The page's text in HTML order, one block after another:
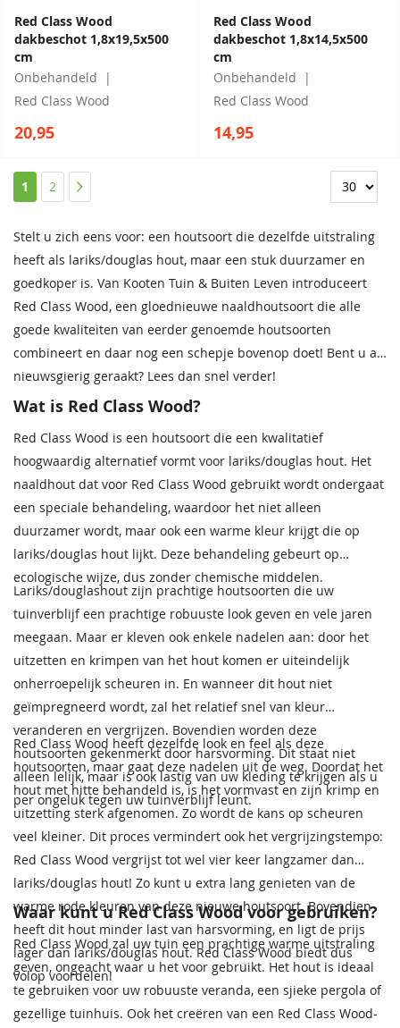
Red Class Wood
dakbeschot 1,8x19,5x500
cm
Onbehandeld
Red Class Wood
20,95
Red Class Wood
dakbeschot 1,8x14,5x500
cm
Onbehandeld
Red Class Wood
14,95
Pagina
U lees momenteel pagina
1 Pagina
2 Pagina
Stelt u zich eens voor: een houtsoort die dezelfde uitstraling
heeft als lariks/douglas hout, maar een stuk duurzamer en
goedkoper is. Van Kooten Tuin & Buiten Leven introduceert
Red Class Wood, een gloednieuwe naaldhoutsoort die alle
goede kwaliteiten van eerder genoemde houtsoorten
combineert en daar nog een schepje bovenop doet! Bent u al
nieuwsgierig geraakt? Lees dan snel verder!
Wat is Red Class Wood?
Red Class Wood is een houtsoort die een kwalitatief
hoogwaardig alternatief vormt voor lariks/douglas hout. Het
naaldhout dat voor Red Class Wood gebruikt wordt ondergaat
een speciale behandeling, waardoor het niet alleen
duurzamer wordt, maar ook een warme kleur krijgt die op
lariks/douglas hout lijkt. Deze behandeling gebeurt op
ecologische wijze, dus zonder chemische middelen.
Lariks/douglashout zijn prachtige houtsoorten die uw
tuinverblijf een prachtige robuuste look geven en vele jaren
meegaan. Maar er kleven ook enkele nadelen aan: door het
uitzetten en krimpen van het hout komen er uiteindelijk
onherroepelijk scheuren in. En wanneer dit hout niet
geïmpregneerd wordt, zal het relatief snel van kleur
veranderen en vergrijzen. Bovendien worden deze
houtsoorten gekenmerkt door harsvorming. Dit staat niet
alleen lelijk, maar is ook lastig van uw kleding te krijgen als u
per ongeluk tegen uw tuinverblijf leunt.
Red Class Wood heeft dezelfde look en feel als deze
houtsoorten, maar gaat deze nadelen uit de weg. Doordat het
hout met hitte behandeld is, is het vormvast en zijn krimp en
uitzetting sterk afgenomen. Zo wordt de kans op scheuren
veel kleiner. Dit proces vermindert ook het vergrijzingstempo:
Red Class Wood vergrijst tot wel vier keer langzamer dan
lariks/douglas hout! Zo kunt u extra lang genieten van de
warme rode kleuren van deze nieuwe houtsoort. Bovendien
heeft dit hout minder last van harsvorming, en ligt de prijs
lager dan lariks/douglas hout. Red Class Wood biedt dus
volop voordelen!
Waar kunt u Red Class Wood voor gebruiken?
Red Class Wood zal uw tuin een prachtige warme uitstraling
geven, ongeacht waar u het voor gebruikt. Het hout is ideaal
te gebruiken voor uw robuuste veranda, een sjieke pergola of
gezellige tuinhuis. Ook het creëren van een Red Class Wood-